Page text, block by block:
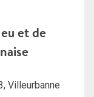
et de
Villeurbanne